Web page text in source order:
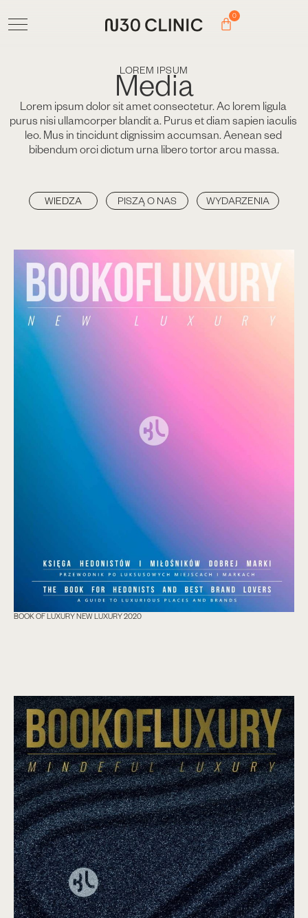
0
LOREM IPSUM
Media
Lorem ipsum dolor sit amet consectetur. Ac lorem ligula
purus nisi ullamcorper blandit a. Purus et diam sapien iaculis
leo. Mus in tincidunt dignissim accumsan. Aenean sed
bibendum orci dictum urna libero tortor arcu massa.
WIEDZA PISZĄ O NAS WYDARZENIA
BOOK OF LUXURY NEW LUXURY 2020